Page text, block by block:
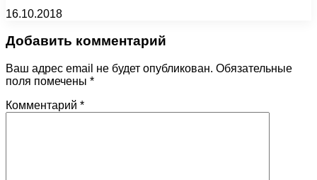
16.10.2018
Добавить комментарий
Ваш адрес email не будет опубликован. Обязательные
поля помечены *
Комментарий *